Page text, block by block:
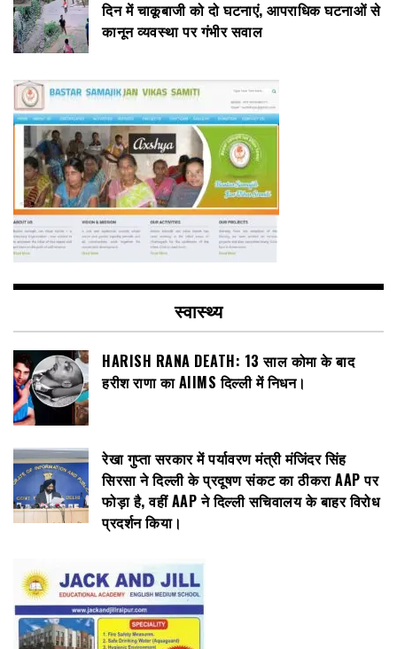
दिन में चाकूबाजी को दो घटनाएं, आपराधिक घटनाओं से
कानून व्यवस्था पर गंभीर सवाल
स्वास्थ्य
HARISH RANA DEATH: 13 साल कोमा के बाद
हरीश राणा का AIIMS दिल्ली में निधन।
रेखा गुप्ता सरकार में पर्यावरण मंत्री मंजिंदर सिंह
सिरसा ने दिल्ली के प्रदूषण संकट का ठीकरा AAP पर
फोड़ा है, वहीं AAP ने दिल्ली सचिवालय के बाहर विरोध
प्रदर्शन किया।